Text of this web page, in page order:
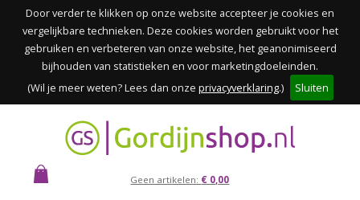
Door verder te klikken op onze website accepteer je cookies en
vergelijkbare technieken. Deze cookies worden gebruikt voor het
gebruiken en verbeteren van onze website, het geanonimiseerd
bijhouden van statistieken en voor marketingdoeleinden.
(Wil je meer weten? Lees dan onze privacyverklaring.) Sluiten
Geen artikelen: € 0,00